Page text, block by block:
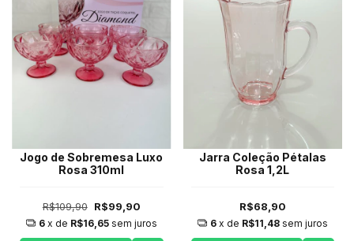
Jogo de Sobremesa Luxo
Rosa 310ml
R$109,90 R$99,90
6 x de R$16,65 sem juros
Jarra Coleção Pétalas
Rosa 1,2L
R$68,90
6 x de R$11,48 sem juros